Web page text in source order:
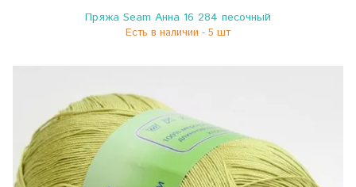
Пряжа Seam Анна 16 284 песочный
Есть в наличии - 5 шт